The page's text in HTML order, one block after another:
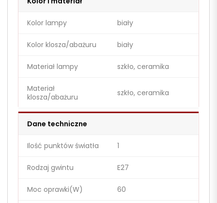
Kolor lampy biały
Kolor klosza/abażuru biały
Materiał lampy szkło, ceramika
Materiał
klosza/abażuru
szkło, ceramika
Dane techniczne
Ilość punktów światła 1
Rodzaj gwintu E27
Moc oprawki(W) 60